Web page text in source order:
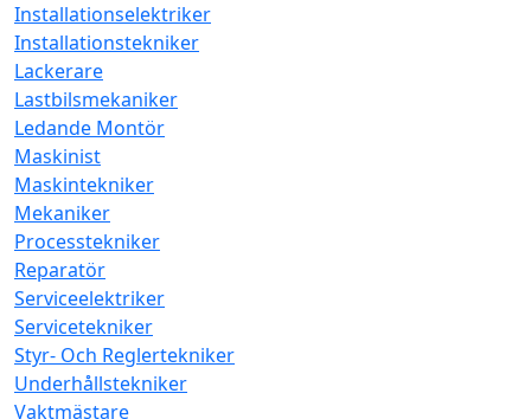
Installationselektriker
Installationstekniker
Lackerare
Lastbilsmekaniker
Ledande Montör
Maskinist
Maskintekniker
Mekaniker
Processtekniker
Reparatör
Serviceelektriker
Servicetekniker
Styr- Och Reglertekniker
Underhållstekniker
Vaktmästare